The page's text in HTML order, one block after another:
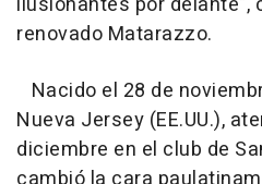
renovado Matarazzo.
Nacido el 28 de
Nueva Jersey (EE.UU.),
diciembre en el club de